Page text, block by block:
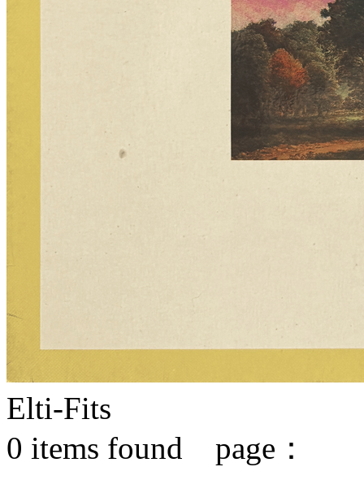
Elti-Fits
0 items found page：